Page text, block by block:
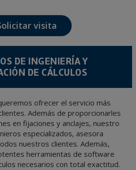
ficheros son absolutamente confidenciales y serán
y cumpliendo todos los requisitos que obliga
de Datos (RGPD) de 27 de abril de 2016. Los
marque la legislación vigente y siempre durante el
del servicio para el que fueron comunicados.
de nivel alto, según la legislación de
ser los relativos a salud, pues los mismos no viajan
momento sus derechos para acceder, rectificar,
tratamiento o solicitar su portabilidad con arreglo a
de Protección de Datos (RGPD) de 27 de abril
responsable de tratamiento: Valentín Gómez,
su DNI, a TÉCNICAS EXPANSIVAS SL | P.I. La
| Logroño (La Rioja) o a través de la dirección de
.
visita
DE INGENIERÍA Y
DE CÁLCULOS
ofrecer el servicio más
Además de proporcionarles
en fijaciones y anclajes, nuestro
especializados, asesora
nuestros clientes. Además,
herramientas de software
necesarios con total exactitud.